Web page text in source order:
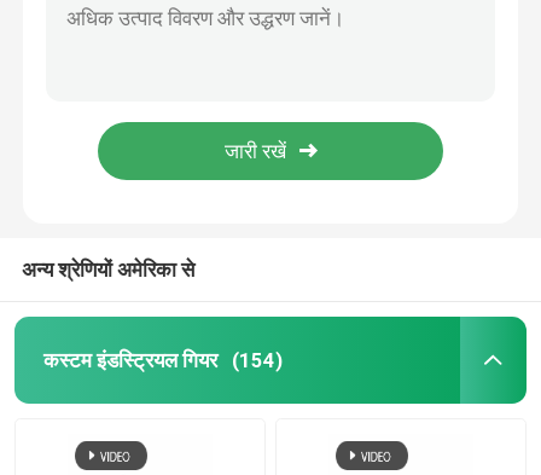
पीसने का उपकरण
रोबोट गियर
हाइपोइड गियर
अन्य श्रेणियों अमेरिका से
कस्टम इंडस्ट्रियल गियर (154)